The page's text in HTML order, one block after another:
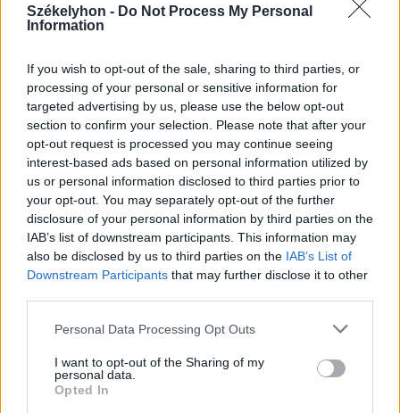
Székelyhon - Do Not Process My Personal
Information
If you wish to opt-out of the sale, sharing to third parties, or
processing of your personal or sensitive information for
targeted advertising by us, please use the below opt-out
section to confirm your selection. Please note that after your
opt-out request is processed you may continue seeing
interest-based ads based on personal information utilized by
us or personal information disclosed to third parties prior to
your opt-out. You may separately opt-out of the further
disclosure of your personal information by third parties on the
IAB’s list of downstream participants. This information may
also be disclosed by us to third parties on the IAB’s List of
Downstream Participants that may further disclose it to other
Personal Data Processing Opt Outs
I want to opt-out of the Sharing of my
personal data.
Opted In
kaptak Ro-Alertet a Tulcea
megyeiek
2026. július 24., péntek